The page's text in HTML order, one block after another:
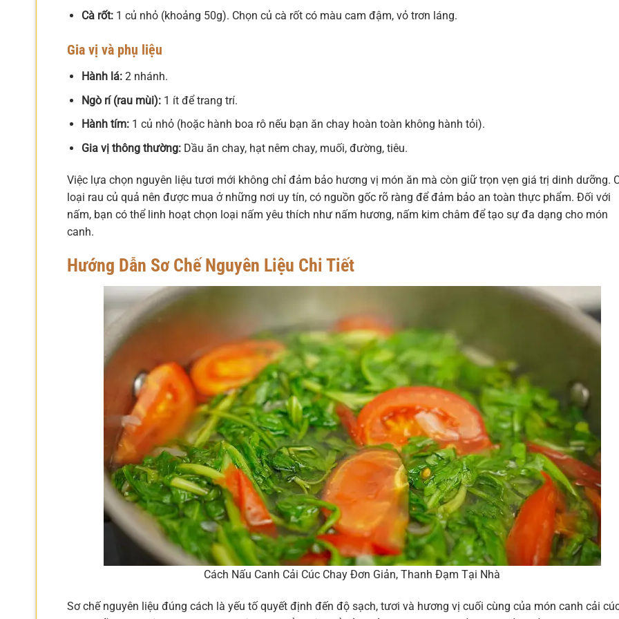
Cà rốt:1 củ nhỏ (khoảng 50g). Chọn củ cà rốt có màu cam đậm, vỏ trơn láng.
Gia vị và phụ liệu
Hành lá:2 nhánh.
Ngò rí (rau mùi):1 ít để trang trí.
Hành tím:1 củ nhỏ (hoặc hành boa rô nếu bạn ăn chay hoàn toàn không hành tỏi).
Gia vị thông thường:Dầu ăn chay, hạt nêm chay, muối, đường, tiêu.
Việc lựa chọn nguyên liệu tươi mới không chỉ đảm bảo hương vị món ăn mà còn giữ trọn vẹn giá trị dinh dưỡng.
loại rau củ quả nên được mua ở những nơi uy tín, có nguồn gốc rõ ràng để đảm bảo an toàn thực phẩm. Đối với
nấm, bạn có thể linh hoạt chọn loại nấm yêu thích như nấm hương, nấm kim châm để tạo sự đa dạng cho món
canh.
Hướng Dẫn Sơ Chế Nguyên Liệu Chi Tiết
Cách Nấu Canh Cải Cúc Chay Đơn Giản, Thanh Đạm Tại Nhà
Sơ chế nguyên liệu đúng cách là yếu tố quyết định đến độ sạch, tươi và hương vị cuối cùng của món canh cải